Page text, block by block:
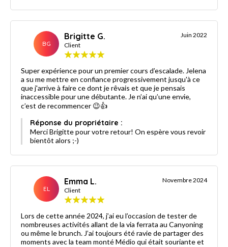
BG
Brigitte G.
Client
Juin 2022
Super expérience pour un premier cours d’escalade. Jelena
a su me mettre en confiance progressivement jusqu'à ce
que j'arrive à faire ce dont je rêvais et que je pensais
inaccessible pour une débutante. Je n’ai qu’une envie,
c’est de recommencer 😉👍
Réponse du propriétaire :
Merci Brigitte pour votre retour! On espère vous revoir
bientôt alors ;-)
EL
Emma L.
Client
Novembre 2024
Lors de cette année 2024, j’ai eu l’occasion de tester de
nombreuses activités allant de la via ferrata au Canyoning
ou même le brunch. J’ai toujours été ravie de partager des
moments avec la team monté Médio qui était souriante et